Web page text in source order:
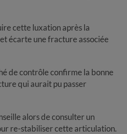
cette luxation après la
écarte une fracture associée
de contrôle confirme la bonne
qui aurait pu passer
alors de consulter un
re-stabiliser cette articulation.